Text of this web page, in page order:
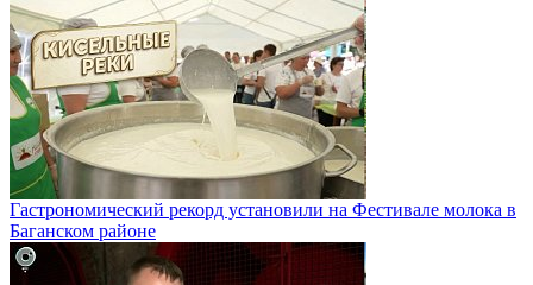
Гастрономический рекорд установили на Фестивале молока в
Баганском районе